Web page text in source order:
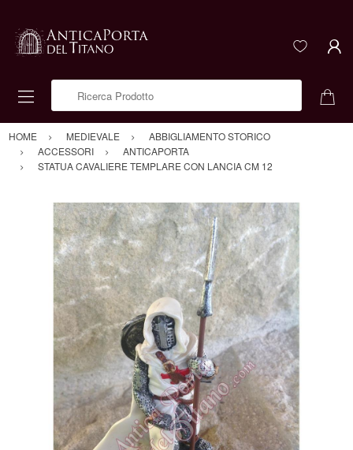
HOME MEDIEVALE
ABBIGLIAMENTO STORICO
ACCESSORI
ANTICAPORTA
STATUA CAVALIERE TEMPLARE CON LANCIA CM 12